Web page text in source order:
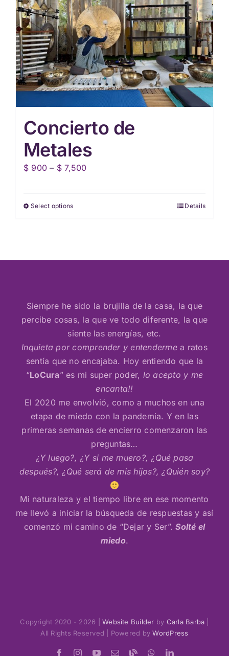
Concierto de
Metales
$ 900 – $ 7,500Price
Select optionsThis
variants.
may
be
chosen
on
the
product
Details
Siempre he sido la brujilla de la casa, la que
percibe cosas, la que ve todo diferente, la que
siente las energías, etc.
Inquieta por comprender y entendermea ratos
sentía que no encajaba. Hoy entiendo que la
“LoCura” es mi super poder, lo acepto y me
encanta!!
El 2020 me envolvió, como a muchos en una
etapa de miedo con la pandemia. Y en las
primeras semanas de encierro comenzaron las
preguntas…
¿Y luego?, ¿Y si me muero?, ¿Qué pasa
después?, ¿Qué será de mis hijos?, ¿Quién soy?
Mi naturaleza y el tiempo libre en ese momento
me llevó a iniciar la búsqueda de respuestas y así
comenzó mi camino de “Dejar y Ser”.Solté el
miedo.
Copyright 2020 - 2026 |Website Builder by Carla Barba
All Rights Reserved | Powered byWordPress
FacebookInstagramYouTube
EmailBloggerWhatsAppLinkedIn